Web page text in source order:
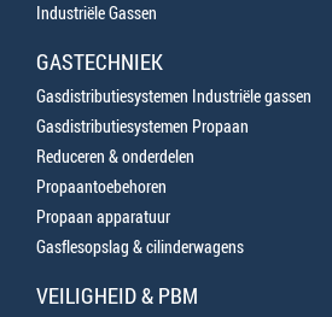
Industriële Gassen
GASTECHNIEK
Gasdistributiesystemen Industriële gassen
Gasdistributiesystemen Propaan
Reduceren & onderdelen
Propaantoebehoren
Propaan apparatuur
Gasflesopslag & cilinderwagens
VEILIGHEID & PBM